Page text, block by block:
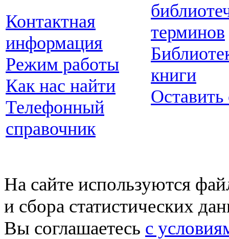
Контактная
информация
Режим работы
Как нас найти
Телефонный
справочник
терминов
книги
Оставить
На сайте используются
и сбора статистических
Вы соглашаетесь с